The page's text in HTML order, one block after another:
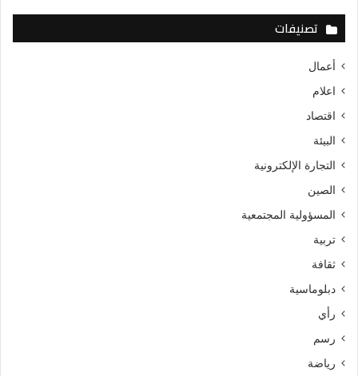
تصنيفات
أعمال
اعلام
اقتصاد
البيئة
التجارة الإلكترونية
الصين
المسؤولية المجتمعية
تربية
ثقافة
دبلوماسية
رأي
رسم
رياضة